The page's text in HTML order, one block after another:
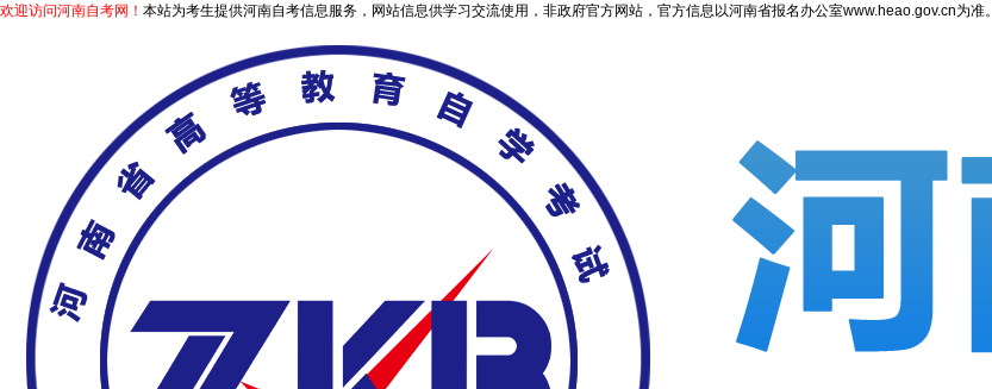
欢迎访问河南自考网！ 本站为考生提供河南自考信息服务，网站信息供学习交流使用，非政府官方网站，官方信息以河南省报名办公室www.heao.gov.cn为准。